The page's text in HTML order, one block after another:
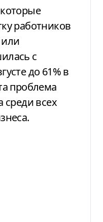
работников
с
до 61% в
проблема
среди всех